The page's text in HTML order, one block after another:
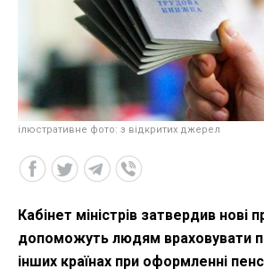
ілюстративне фото: з відкритих джерел
Кабінет міністрів затвердив нові
допоможуть людям враховувати
інших країнах при оформленні